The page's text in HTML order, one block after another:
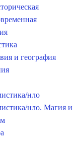
и география
нло
нло. Магия и